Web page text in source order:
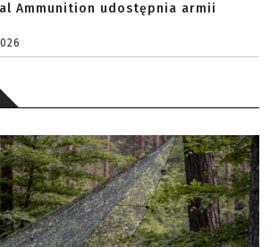
Ammunition udostępnia armii